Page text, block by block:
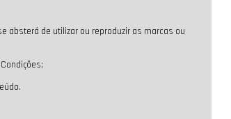
absterá de utilizar ou reproduzir as marcas ou